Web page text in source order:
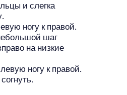
и слегка
ногу к правой.
шаг
на низкие
ногу к правой.